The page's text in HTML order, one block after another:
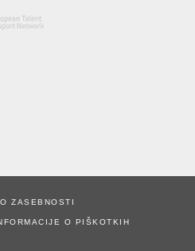
ZASEBNOSTI
O PIŠKOTKIH